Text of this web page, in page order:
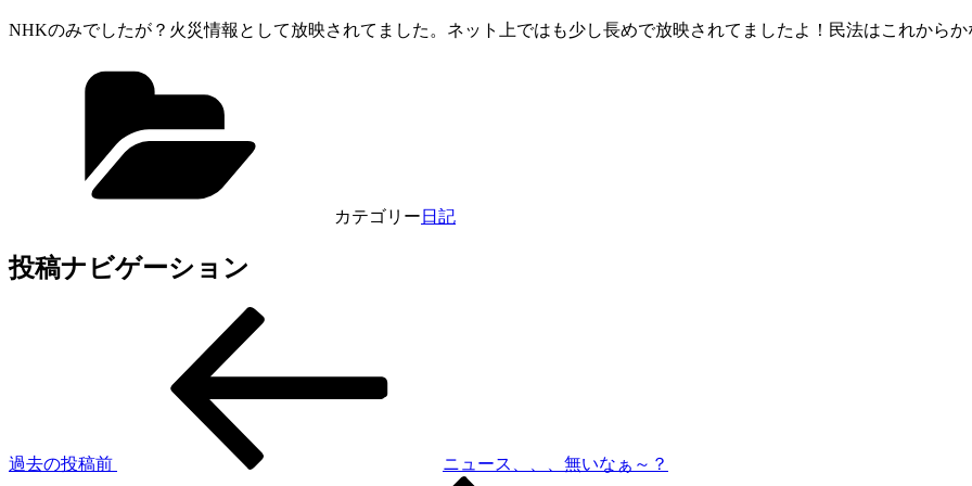
NHKのみでしたが？火災情報として放映されてました。ネット上ではも少し長めで放映されてましたよ！民法はこれからか
カテゴリー 日記
投稿ナビゲーション
過去の投稿前 ニュース、、、無いなぁ～？